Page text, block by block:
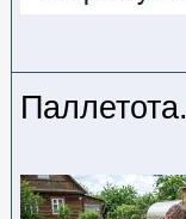
Паллетота.